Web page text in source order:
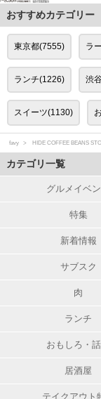
おすすめカテゴリー
東京都(7555) ラ
ランチ(1226) 渋
スイーツ(1130)
favy HIDE COFFEE BEANS
カテゴリ一覧
グルメイベン
特集
新着情報
サブスク
肉
ランチ
おもしろ・
居酒屋
テイクアウト